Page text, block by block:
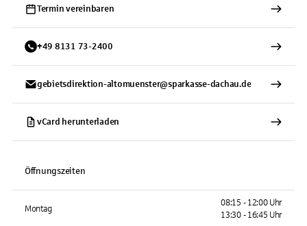
Termin vereinbaren
+49 8131 73-2400
gebietsdirektion-altomuenster@sparkasse-dachau.de
vCard herunterladen
Öffnungszeiten
Montag
08:15 - 12:00 Uhr
13:30 - 16:45 Uhr